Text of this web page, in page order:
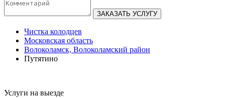
ЗАКАЗАТЬ УСЛУГУ
Чистка колодцев
Московская область
Волоколамск, Волоколамский район
Путятино
Услуги на выезде